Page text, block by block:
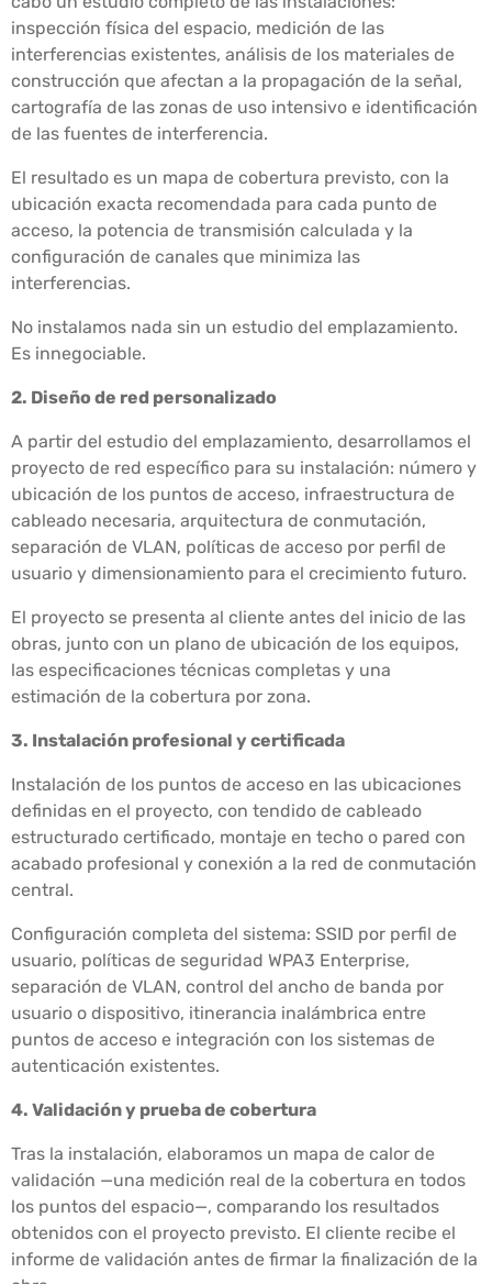
inspección física del espacio, medición de las
interferencias existentes, análisis de los materiales de
construcción que afectan a la propagación de la señal,
cartografía de las zonas de uso intensivo e identificación
de las fuentes de interferencia.
El resultado es un mapa de cobertura previsto, con la
ubicación exacta recomendada para cada punto de
acceso, la potencia de transmisión calculada y la
configuración de canales que minimiza las
interferencias.
No instalamos nada sin un estudio del emplazamiento.
Es innegociable.
2. Diseño de red personalizado
A partir del estudio del emplazamiento, desarrollamos el
proyecto de red específico para su instalación: número y
ubicación de los puntos de acceso, infraestructura de
cableado necesaria, arquitectura de conmutación,
separación de VLAN, políticas de acceso por perfil de
usuario y dimensionamiento para el crecimiento futuro.
El proyecto se presenta al cliente antes del inicio de las
obras, junto con un plano de ubicación de los equipos,
las especificaciones técnicas completas y una
estimación de la cobertura por zona.
3. Instalación profesional y certificada
Instalación de los puntos de acceso en las ubicaciones
definidas en el proyecto, con tendido de cableado
estructurado certificado, montaje en techo o pared con
acabado profesional y conexión a la red de conmutación
central.
Configuración completa del sistema: SSID por perfil de
usuario, políticas de seguridad WPA3 Enterprise,
separación de VLAN, control del ancho de banda por
usuario o dispositivo, itinerancia inalámbrica entre
puntos de acceso e integración con los sistemas de
autenticación existentes.
4. Validación y prueba de cobertura
Tras la instalación, elaboramos un mapa de calor de
validación —una medición real de la cobertura en todos
los puntos del espacio—, comparando los resultados
obtenidos con el proyecto previsto. El cliente recibe el
informe de validación antes de firmar la finalización de la